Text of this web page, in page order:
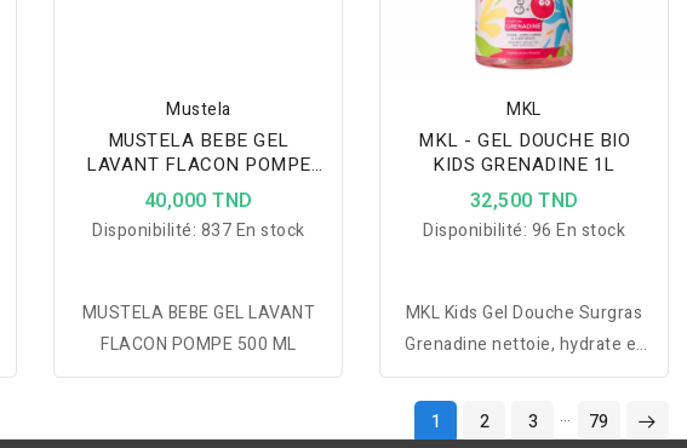
Mustela
MUSTELA BEBE GEL
LAVANT FLACON POMPE
500 ML
40,000 TND
Disponibilité: 837 En stock
MUSTELA BEBE GEL LAVANT
FLACON POMPE 500 ML
MKL
MKL - GEL DOUCHE BIO
KIDS GRENADINE 1L
32,500 TND
Disponibilité: 96 En stock
MKL Kids Gel Douche Surgras
Grenadine nettoie, hydrate et
protège la peau délicate des
enfants avec une formule
douce et naturelle.
1 2 3 … 79